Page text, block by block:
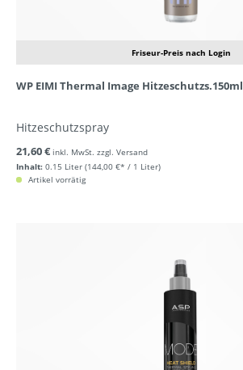
Friseur-Preis nach Login
WP EIMI Thermal Image Hitzeschutzs.150ml
Hitzeschutzspray
Inhalt: 0.15 Liter (144,00 €* / 1 Liter)
21,60 € inkl. MwSt. zzgl. Versand
Artikel vorrätig